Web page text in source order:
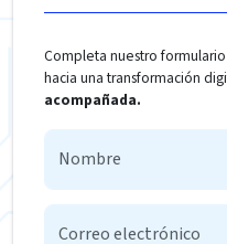
Completa nuestro
hacia una transformación
acompañada.